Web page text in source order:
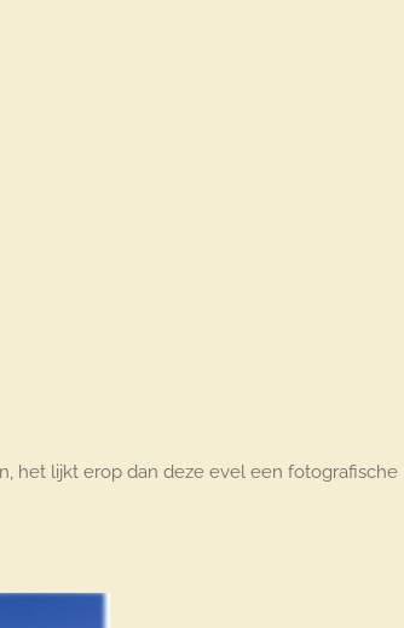
het lijkt erop dan deze evel een fotografische